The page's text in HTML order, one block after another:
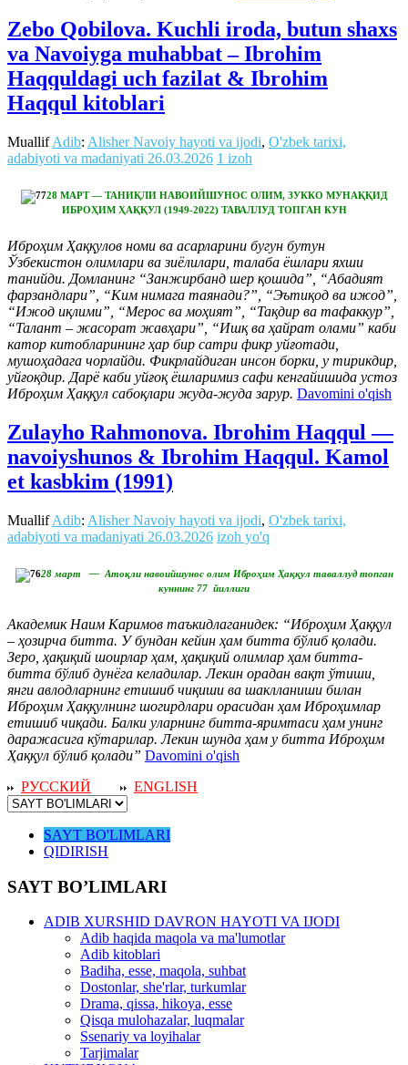
Zebo Qobilova. Kuchli iroda, butun shaxs
va Navoiyga muhabbat – Ibrohim
Haqquldagi uch fazilat & Ibrohim
Haqqul kitoblari
MuallifAdib: Alisher Navoiy hayoti va ijodi, O'zbek tarixi,
adabiyoti va madaniyati 26.03.2026 1 izoh
28 МАРТ — ТАНИҚЛИ НАВОИЙШУНОС ОЛИМ, ЗУККО МУНАҚҚИД
ИБРОҲИМ ҲАҚҚУЛ (1949-2022) ТАВАЛЛУД ТОПГАН КУН
Иброҳим Ҳаққулов номи ва асарларини бугун бутун
Ўзбекистон олимлари ва зиёлилари, талаба ёшлари яхши
танийди. Домланинг “Занжирбанд шер қошида”, “Абадият
фарзандлари”, “Ким нимага таянади?”, “Эътиқод ва ижод”,
“Ижод иқлими”, “Мерос ва моҳият”, “Тақдир ва тафаккур”,
“Талант – жасорат жавҳари”, “Ишқ ва ҳайрат олами” каби
катор китобларининг ҳар бир сатри фикр уйғотади,
мушоҳадага чорлайди. Фикрлайдиган инсон борки, у тирикдир,
уйғоқдир. Дарё каби уйғоқ ёшларимиз сафи кенгайишида устоз
Иброҳим Ҳаққул сабоқлари жуда-жуда зарур. Davomini o'qish
Zulayho Rahmonova. Ibrohim Haqqul —
navoiyshunos & Ibrohim Haqqul. Kamol
et kasbkim (1991)
MuallifAdib: Alisher Navoiy hayoti va ijodi, O'zbek tarixi,
adabiyoti va madaniyati 26.03.2026 izoh yo'q
28 март — Атоқли навоийшунос олим Иброҳим Ҳаққул таваллуд топган
куннинг 77 йиллиги
Академик Наим Каримов таъкидлаганидек: “Иброҳим Ҳаққул
– ҳозирча битта. У бундан кейин ҳам битта бўлиб қолади.
Зеро, ҳақиқий шоирлар ҳам, ҳақиқий олимлар ҳам битта-
битта бўлиб дунёга келадилар. Лекин орадан вақт ўтиши,
янги авлодларнинг етишиб чиқиши ва шаклланиши билан
Иброҳим Ҳаққулнинг шогирдлари орасидан ҳам Иброҳимлар
етишиб чиқади. Балки уларнинг битта-яримтаси ҳам унинг
даражасига кўтарилар. Лекин шунда ҳам у битта Иброҳим
Ҳаққул бўлиб қолади” Davomini o'qish
РУССКИЙ
ENGLISH
SAYT BO'LIMLARI
QIDIRISH
SAYT BO’LIMLARI
ADIB XURSHID DAVRON HAYOTI VA IJODI
Adib haqida maqola va ma'lumotlar
Adib kitoblari
Badiha, esse, maqola, suhbat
Dostonlar, she'rlar, turkumlar
Drama, qissa, hikoya, esse
Qisqa mulohazalar, luqmalar
Ssenariy va loyihalar
Tarjimalar